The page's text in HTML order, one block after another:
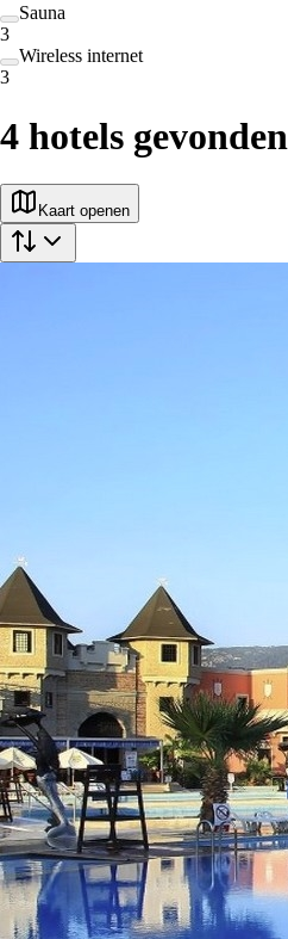
Sauna
3
Wireless internet
3
4 hotels gevonden
Kaart openen